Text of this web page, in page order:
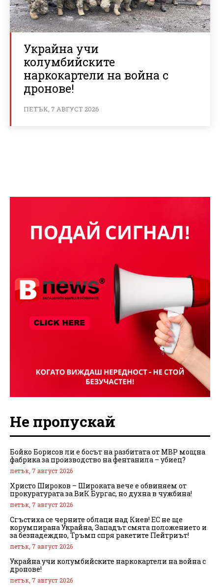
Украйна учи
колумбийските
наркокартели на война с
дронове!
ПЕТЪК, 7 АВГУСТ 2026
Не пропускай
Бойко Борисов ли е босът на разбитата от МВР мощна
фабрика за производство на фентанила – убиец?
петък, 7 август 2026
Христо Широков – Широката вече е обвиняем от
прокуратурата за ВиК Бургас, но духна в чужбина!
петък, 7 август 2026
Сгъстиха се черните облаци над Киев! ЕС не ще
корумпирана Украйна, Западът смята положението и
за безнадеждно, Тръмп спря ракетите Пейтриът!
петък, 7 август 2026
Украйна учи колумбийските наркокартели на война с
дронове!
петък, 7 август 2026